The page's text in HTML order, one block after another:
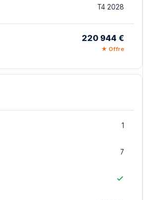
T4 2028
220 944 €
★ Offre
1
7